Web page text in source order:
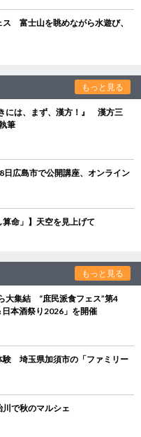
ス 富士山を眺めながら水遊び、
もっと見る
には、まず、漢方！』 漢方三
筆
広島市で公開講座、オンライン
算命」】天空を見上げて
もっと見る
大集結 “庶民派食フェス”第4
本酒祭り2026」を開催
験 埼玉県加須市の「ファミリー
で秋のマルシェ